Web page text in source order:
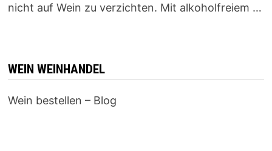
nicht auf Wein zu verzichten. Mit alkoholfreiem …
WEIN WEINHANDEL
Wein bestellen – Blog